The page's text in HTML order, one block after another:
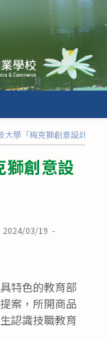
大學「梅克獅創意設計徵件
獅創意設
2024/03/19
特色的教育部
案，所開商品
認識技職教育